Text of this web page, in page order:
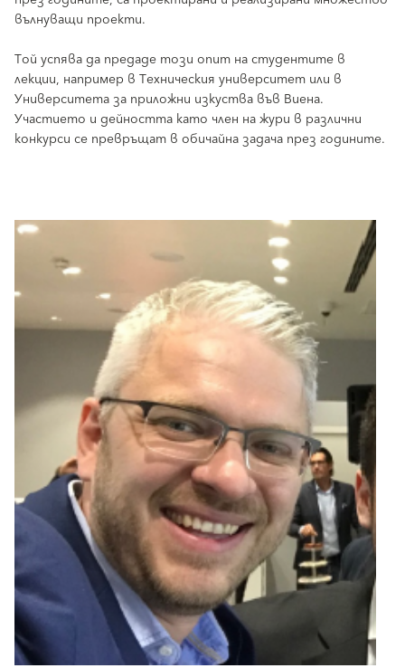
вълнуващи проекти.
Той успява да предаде този опит на студентите в
лекции, например в Техническия университет или в
Университета за приложни изкуства във Виена.
Участието и дейността като член на жури в различни
конкурси се превръщат в обичайна задача през годините.